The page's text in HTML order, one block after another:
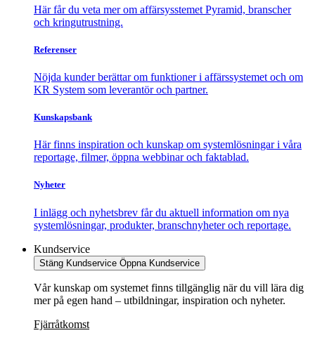
Här får du veta mer om affärsysstemet Pyramid, branscher
och kringutrustning.
Referenser
Nöjda kunder berättar om funktioner i affärssystemet och om
KR System som leverantör och partner.
Kunskapsbank
Här finns inspiration och kunskap om systemlösningar i våra
reportage, filmer, öppna webbinar och faktablad.
Nyheter
I inlägg och nyhetsbrev får du aktuell information om nya
systemlösningar, produkter, branschnyheter och reportage.
Kundservice
Stäng Kundservice Öppna Kundservice
Vår kunskap om systemet finns tillgänglig när du vill lära dig
mer på egen hand – utbildningar, inspiration och nyheter.
Fjärråtkomst